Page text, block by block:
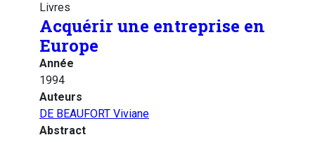
Livres
Acquérir une entreprise en
Europe
Année
1994
Auteurs
DE BEAUFORT Viviane
Abstract